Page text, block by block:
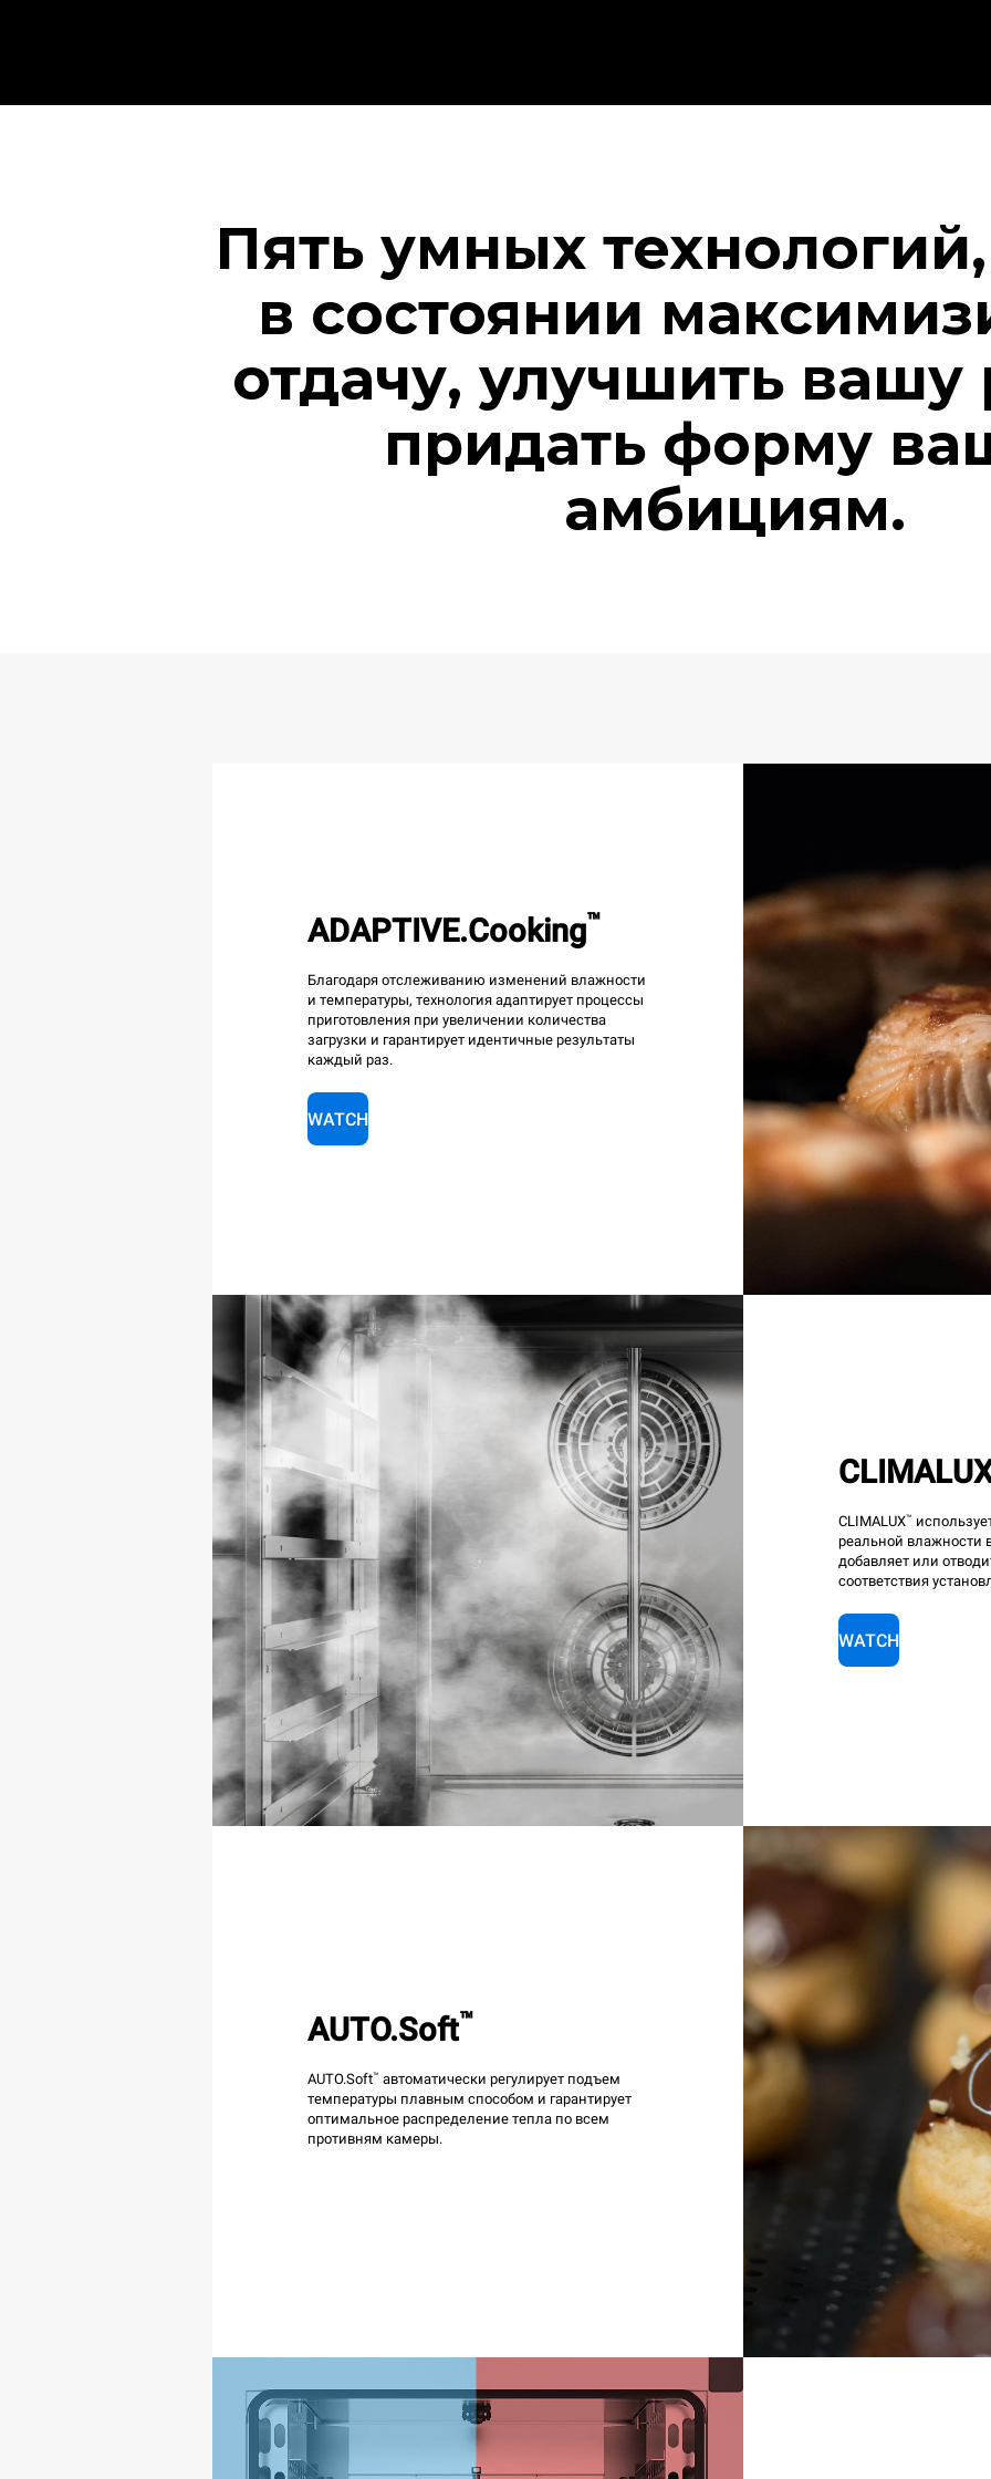
Пять умных
в состоянии
отдачу, улучшить вашу
придать форму
амбициям.
ADAPTIVE.Cooking™
Благодаря отслеживанию изменений влажности
и температуры, технология адаптирует процессы
приготовления при увеличении количества
загрузки и гарантирует идентичные результаты
каждый раз.
WATCH
CLIMALUX™
реальной влажности
добавляет или
соответствия
WATCH
AUTO.Soft™
AUTO.Soft™ автоматически регулирует подъем
температуры плавным способом и гарантирует
оптимальное распределение тепла по всем
противням камеры.